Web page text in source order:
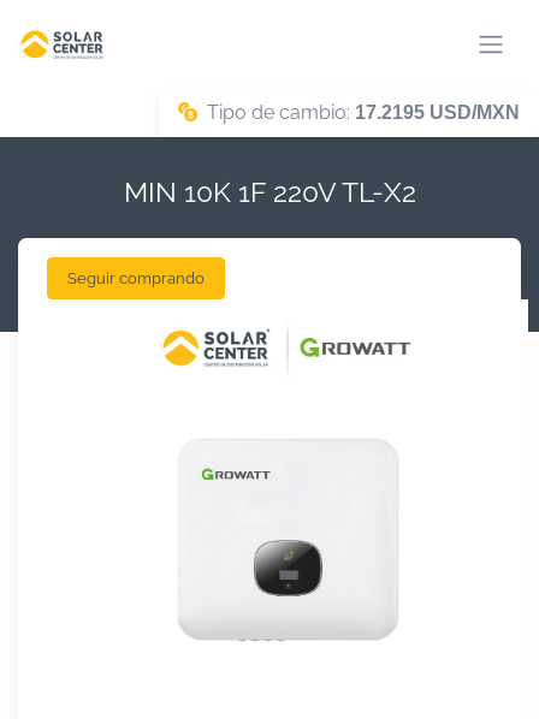
Tipo de cambio: 17.2195 USD/MXN
MIN 10K 1F 220V TL-X2
Seguir comprando